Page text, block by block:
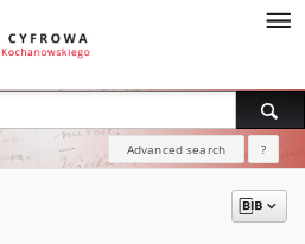
Advanced search ?